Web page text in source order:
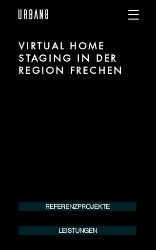
VIRTUAL HOME
STAGING IN DER
REGION FRECHEN
REFERENZPROJEKTE
LEISTUNGEN